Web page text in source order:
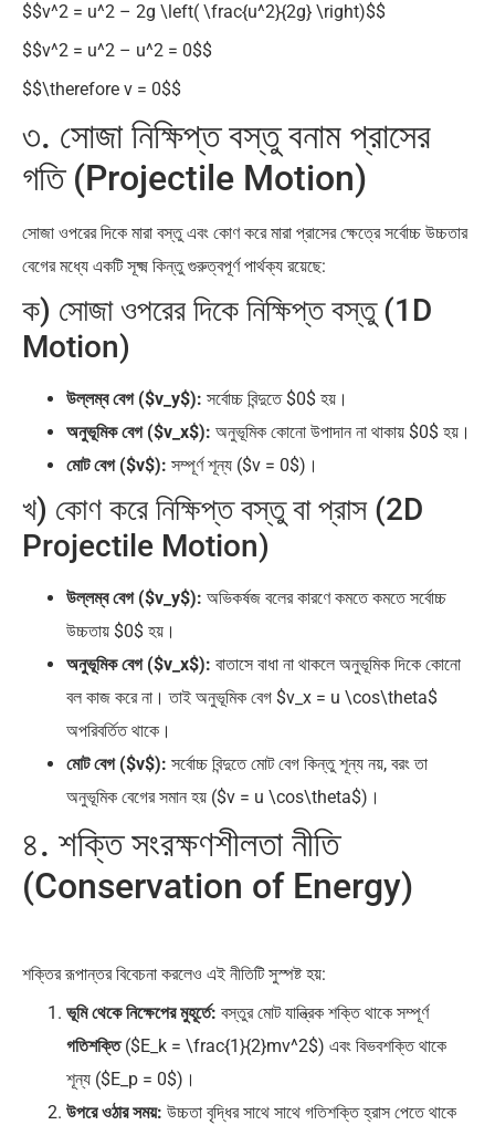
$$v^2 = u^2 – 2g \left( \frac{u^2}{2g} \right)$$
$$v^2 = u^2 – u^2 = 0$$
$$\therefore v = 0$$
৩. সোজা নিক্ষিপ্ত বস্তু বনাম প্রাসের
গতি (Projectile Motion)
সোজা ওপরের দিকে মারা বস্তু এবং কোণ করে মারা প্রাসের ক্ষেত্রে সর্বোচ্চ উচ্চতার
বেগের মধ্যে একটি সূক্ষ্ম কিন্তু গুরুত্বপূর্ণ পার্থক্য রয়েছে:
ক) সোজা ওপরের দিকে নিক্ষিপ্ত বস্তু (1D
Motion)
উল্লম্ব বেগ ($v_y$): সর্বোচ্চ বিন্দুতে $0$ হয়।
অনুভূমিক বেগ ($v_x$): অনুভূমিক কোনো উপাদান না থাকায় $0$ হয়।
মোট বেগ ($v$): সম্পূর্ণ শূন্য ($v = 0$)।
খ) কোণ করে নিক্ষিপ্ত বস্তু বা প্রাস (2D
Projectile Motion)
উল্লম্ব বেগ ($v_y$): অভিকর্ষজ বলের কারণে কমতে কমতে সর্বোচ্চ
উচ্চতায় $0$ হয়।
অনুভূমিক বেগ ($v_x$): বাতাসে বাধা না থাকলে অনুভূমিক দিকে কোনো
বল কাজ করে না। তাই অনুভূমিক বেগ $v_x = u \cos\theta$
অপরিবর্তিত থাকে।
মোট বেগ ($v$): সর্বোচ্চ বিন্দুতে মোট বেগ কিন্তু শূন্য নয়, বরং তা
অনুভূমিক বেগের সমান হয় ($v = u \cos\theta$)।
৪. শক্তি সংরক্ষণশীলতা নীতি
(Conservation of Energy)
শক্তির রূপান্তর বিবেচনা করলেও এই নীতিটি সুস্পষ্ট হয়:
ভূমি থেকে নিক্ষেপের মুহূর্তে: বস্তুর মোট যান্ত্রিক শক্তি থাকে সম্পূর্ণ
গতিশক্তি($E_k = \frac{1}{2}mv^2$) এবং বিভবশক্তি থাকে
শূন্য ($E_p = 0$)।
উপরে ওঠার সময়: উচ্চতা বৃদ্ধির সাথে সাথে গতিশক্তি হ্রাস পেতে থাকে